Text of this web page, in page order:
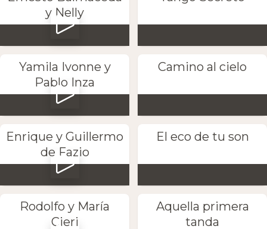
y Nelly
Yamila Ivonne y
Pablo Inza
Camino al cielo
Enrique y Guillermo
de Fazio
El eco de tu son
Rodolfo y María
Cieri
Aquella primera
tanda